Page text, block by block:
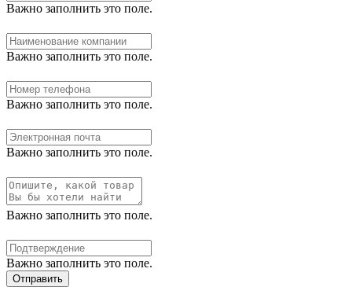
Важно заполнить это поле.
Важно заполнить это поле.
Важно заполнить это поле.
Важно заполнить это поле.
Важно заполнить это поле.
Важно заполнить это поле.
Отправить